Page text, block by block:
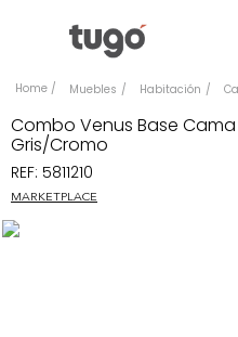
Muebles Habitación
Combo Venus Base
Gris/Cromo
REF: 5811210
MARKETPLACE
Comedor
Escritorio
Sillas
Silla